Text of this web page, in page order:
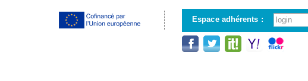
contenu
principal
Espace adhérents :